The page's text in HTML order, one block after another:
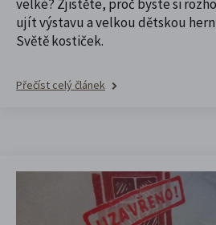
velké? Zjistěte, proč byste si
ujít výstavu a velkou dětskou
Světě kostiček.
Přečíst celý článek